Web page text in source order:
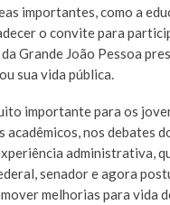
importantes, como a
o convite para
Grande João Pessoa
sua vida pública.
importante para os
acadêmicos, nos debates
administrativa,
senador e agora
melhorias para vida